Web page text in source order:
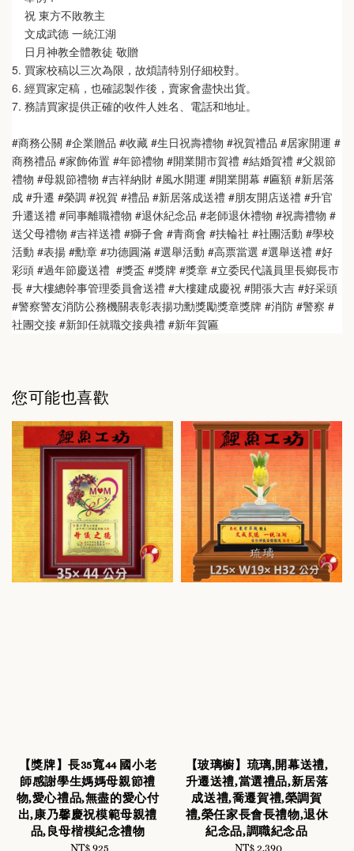
祝 東方不敗教主
文成武德 一統江湖
日月神教全體教徒 敬贈
5. 買家校稿以三次為限，故煩請特別仔細校對。
6. 經買家定稿，也確認製作後，賣家會盡快出貨。
7. 務請買家提供正確的收件人姓名、電話和地址。
#商務公關 #企業贈品 #收藏 #生日祝壽禮物 #祝賀禮品 #居家開運 #
商務禮品 #家飾佈置 #年節禮物 #開業開市賀禮 #結婚賀禮 #父親節
禮物 #母親節禮物 #吉祥納財 #風水開運 #開業開幕 #匾額 #新居落
成 #升遷 #榮調 #祝賀 #禮品 #新居落成送禮 #朋友開店送禮 #升官
升遷送禮 #同事離職禮物 #退休紀念品 #老師退休禮物 #祝壽禮物 #
送父母禮物 #吉祥送禮 #獅子會 #青商會 #扶輪社 #社團活動 #學校
活動 #表揚 #勳章 #功德圓滿 #選舉活動 #高票當選 #選舉送禮 #好
彩頭 #過年節慶送禮  #獎盃 #獎牌 #獎章 #立委民代議員里長鄉長市
長 #大樓總幹事管理委員會送禮 #大樓建成慶祝 #開張大吉 #好采頭
#警察警友消防公務機關表彰表揚功勳獎勵獎章獎牌 #消防 #警察 #
社團交接 #新卸任就職交接典禮 #新年賀匾
您可能也喜歡
【獎牌】長35寬44 國小老
師感謝學生媽媽母親節禮
物,愛心禮品,無盡的愛心付
出,康乃馨慶祝模範母親禮
品,良母楷模紀念禮物
Regular
NT$ 925
【玻璃櫥】琉璃,開幕送禮,
升遷送禮,當選禮品,新居落
成送禮,喬遷賀禮,榮調賀
禮,榮任家長會長禮物,退休
紀念品,調職紀念品
Regular
NT$ 2,390